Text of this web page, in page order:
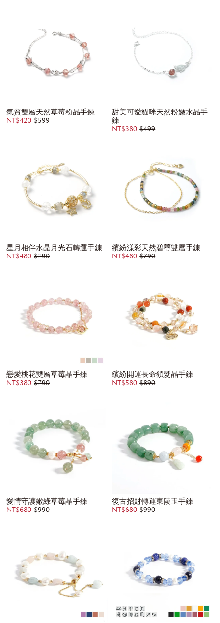
氣質雙層天然草莓粉晶手鍊
NT$420 $599
甜美可愛貓咪天然粉嫩水晶手
鍊
NT$380 $499
星月相伴水晶月光石轉運手鍊
NT$480 $790
繽紛漾彩天然碧璽雙層手鍊
NT$480 $790
戀愛桃花雙層草莓晶手鍊
NT$380 $790
繽紛開運長命鎖髮晶手鍊
NT$580 $890
愛情守護嫩綠草莓晶手鍊
NT$680 $990
復古招財轉運東陵玉手鍊
NT$680 $990